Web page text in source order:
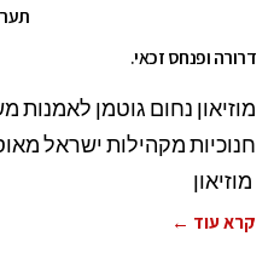
דרורה ופנחס זכאי.
מוזיאון נחום גוטמן לאמנות
חנוכיות מקהילות ישראל
מוזיאון
קרא עוד ←